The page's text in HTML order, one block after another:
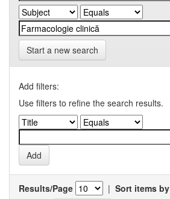
Start a new search
Add filters:
Use filters to refine the search results.
Results/Page | Sort items by